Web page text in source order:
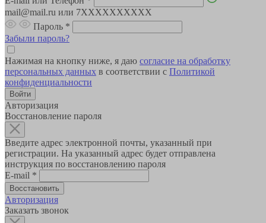
mail@mail.ru или 7XXXXXXXXXX
Пароль *
Забыли пароль?
Нажимая на кнопку ниже, я даю согласие на обработку
персональных данных в соответствии с Политикой
конфиденциальности
Авторизация
Восстановление пароля
Введите адрес электронной почты, указанный при
регистрации. На указанный адрес будет отправлена
инструкция по восстановлению пароля
E-mail *
Авторизация
Заказать звонок